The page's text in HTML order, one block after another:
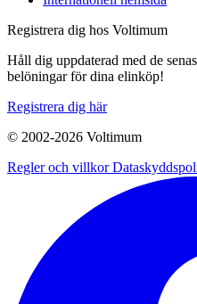
Registrera dig hos Voltimum
Håll dig uppdaterad med de
belöningar för dina elinköp!
Registrera dig här
© 2002-2026 Voltimum
Regler och villkor